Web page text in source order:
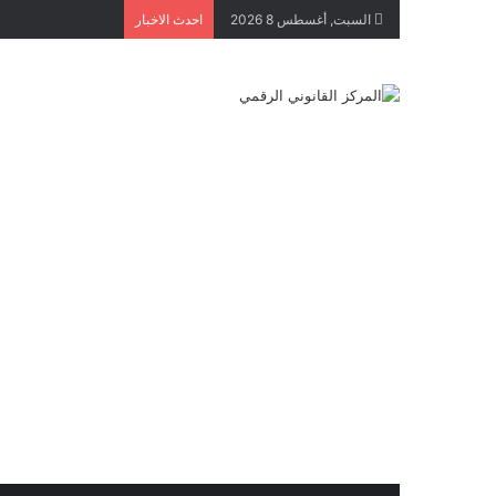
السبت, أغسطس 8 2026 احدث الاخبار